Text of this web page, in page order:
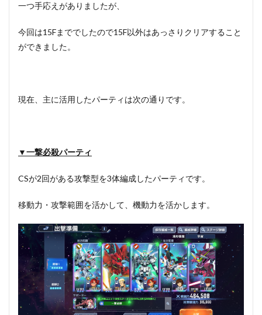
一つ手応えがありましたが、
今回は15Fまででしたので15F以外はあっさりクリアすること
ができました。
現在、主に活用したパーティは次の通りです。
▼一撃必殺パーティ
CSが2回がある攻撃型を3体編成したパーティです。
移動力・攻撃範囲を活かして、機動力を活かします。